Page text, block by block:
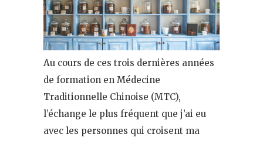
Au cours de ces trois dernières années
de formation en Médecine
Traditionnelle Chinoise (MTC),
l’échange le plus fréquent que j’ai eu
avec les personnes qui croisent ma